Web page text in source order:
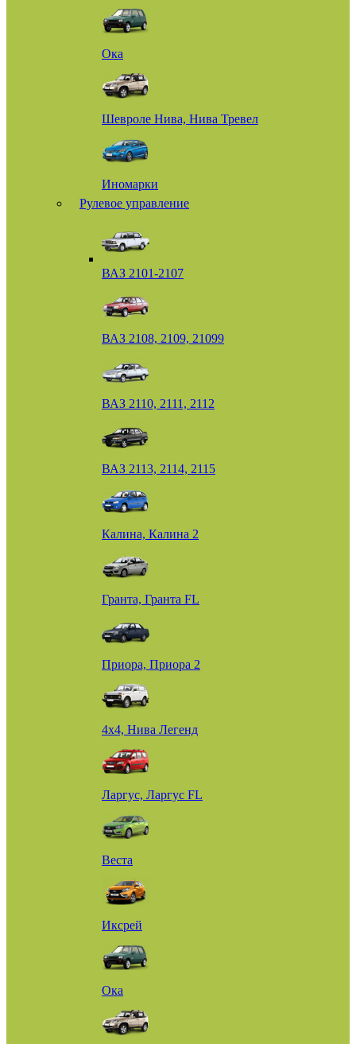
Ока
Шевроле Нива, Нива Тревел
Иномарки
Рулевое управление
ВАЗ 2101-2107
ВАЗ 2108, 2109, 21099
ВАЗ 2110, 2111, 2112
ВАЗ 2113, 2114, 2115
Калина, Калина 2
Гранта, Гранта FL
Приора, Приора 2
4х4, Нива Легенд
Ларгус, Ларгус FL
Веста
Иксрей
Ока